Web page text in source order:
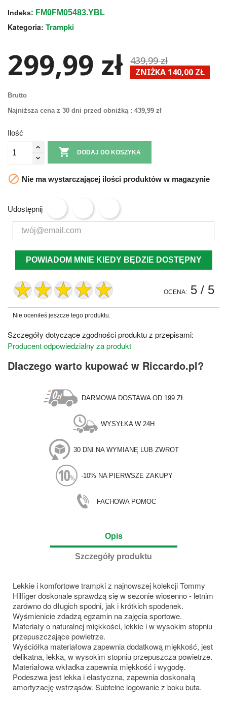
Indeks: FM0FM05483.YBL
Kategoria: Trampki
299,99 zł 439,99 zł
ZNIŻKA 140,00 ZŁ
Brutto
Najniższa cena z 30 dni przed obniżką : 439,99 zł
Ilość
 DODAJ DO KOSZYKA
 Nie ma wystarczającej ilości produktów w magazynie
Udostępnij
POWIADOM MNIE KIEDY BĘDZIE DOSTĘPNY
OCENA: 5 / 5
Nie oceniłeś jeszcze tego produktu.
Szczegóły dotyczące zgodności produktu z przepisami:
Producent odpowiedzialny za produkt
Dlaczego warto kupować w Riccardo.pl?
DARMOWA DOSTAWA OD 199 ZŁ
WYSYŁKA W 24H
30 DNI NA WYMIANĘ LUB ZWROT
-10% NA PIERWSZE ZAKUPY
FACHOWA POMOC
Opis
Szczegóły produktu
Lekkie i komfortowe trampki z najnowszej kolekcji Tommy
Hilfiger doskonale sprawdzą się w sezonie wiosenno - letnim
zarówno do długich spodni, jak i krótkich spodenek.
Wyśmienicie zdadzą egzamin na zajęcia sportowe.
Materiały o naturalnej miękkości, lekkie i w wysokim stopniu
przepuszczające powietrze.
Wyściółka materiałowa zapewnia dodatkową miękkość, jest
delikatna, lekka, w wysokim stopniu przepuszcza powietrze.
Materiałowa wkładka zapewnia miękkość i wygodę.
Podeszwa jest lekka i elastyczna, zapewnia doskonałą
amortyzację wstrząsów. Subtelne logowanie z boku buta.